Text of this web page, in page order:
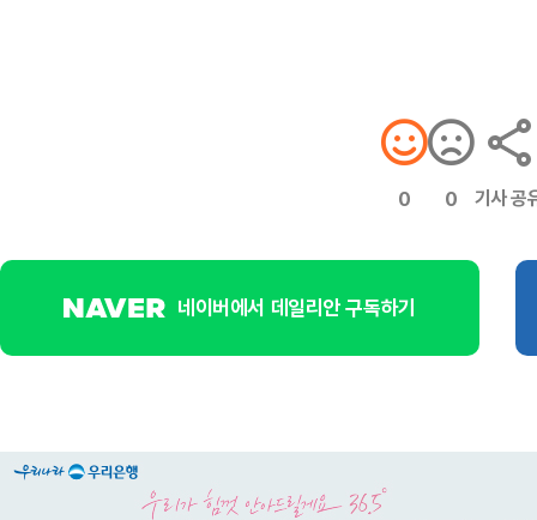
0 0 기사 공
네이버에서 데일리안 구독하기